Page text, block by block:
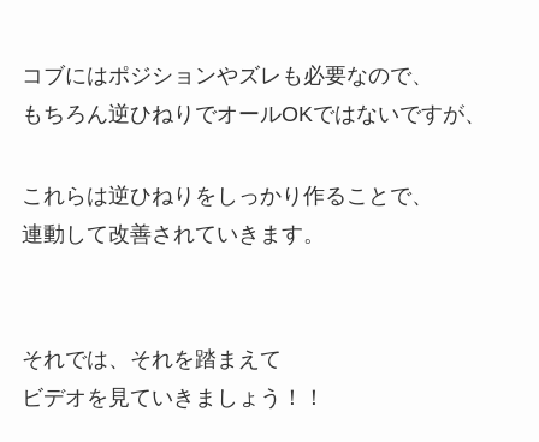
コブにはポジションやズレも必要なので、
もちろん逆ひねりでオールOKではないですが、
これらは逆ひねりをしっかり作ることで、
連動して改善されていきます。
それでは、それを踏まえて
ビデオを見ていきましょう！！